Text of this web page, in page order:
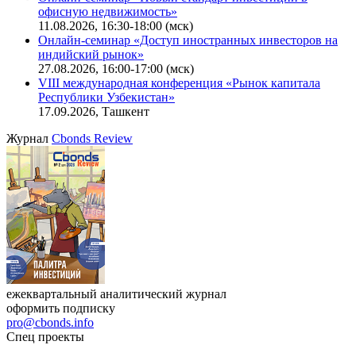
офисную недвижимость»
11.08.2026, 16:30-18:00 (мск)
Онлайн-семинар «Доступ иностранных инвесторов на
индийский рынок»
27.08.2026, 16:00-17:00 (мск)
VIII международная конференция «Рынок капитала
Республики Узбекистан»
17.09.2026, Ташкент
Журнал Cbonds Review
ежеквартальный аналитический журнал
оформить подписку
pro@cbonds.info
Спец проекты